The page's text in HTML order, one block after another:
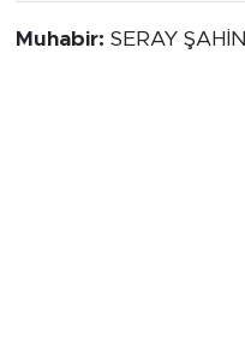
Muhabir: SERAY ŞAHİN